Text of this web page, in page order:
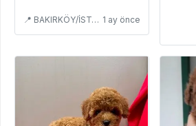
📍 BAKIRKÖY/İSTANBUL 1 ay önce